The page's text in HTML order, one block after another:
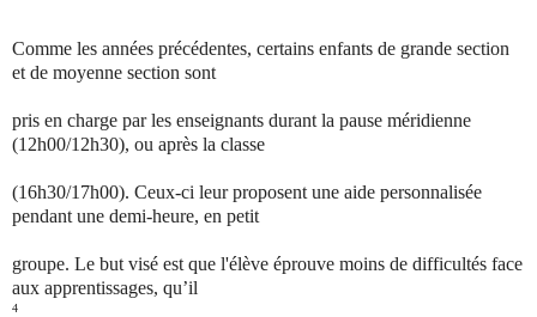
Comme les années précédentes, certains enfants de grande section
et de moyenne section sont
pris en charge par les enseignants durant la pause méridienne
(12h00/12h30), ou après la classe
(16h30/17h00). Ceux-ci leur proposent une aide personnalisée
pendant une demi-heure, en petit
groupe. Le but visé est que l'élève éprouve moins de difficultés face
aux apprentissages, qu’il
4